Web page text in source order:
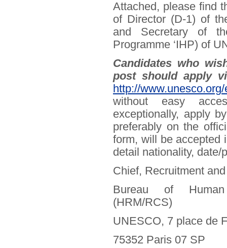
Attached, please find
of Director (D-1) of
and Secretary of
Programme ‘IHP) of
Candidates who
post should apply
http://
without easy
exceptionally, apply
preferably on the
form, will be accepted
detail nationality, date/
Chief, Recruitment
Bureau of Human
(HRM/RCS)
UNESCO, 7 place de
75352 Paris 07 SP